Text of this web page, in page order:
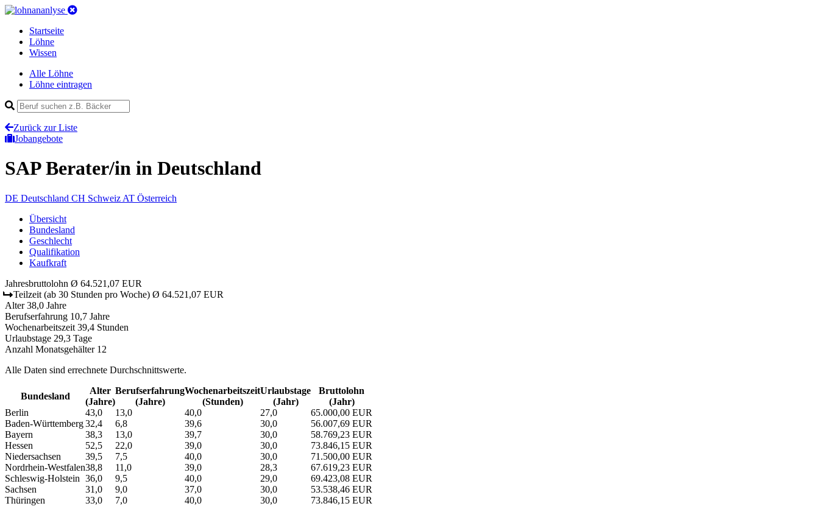
Startseite
Löhne
Wissen
Alle Löhne
Löhne eintragen
Zurück zur Liste
Jobangebote
SAP Berater/in in Deutschland
DE Deutschland CH Schweiz AT Österreich
Übersicht
Bundesland
Geschlecht
Qualifikation
Kaufkraft
Jahresbruttolohn Ø 64.521,07 EUR
Teilzeit (ab 30 Stunden pro Woche) Ø 64.521,07 EUR
Alter 38,0 Jahre
Berufserfahrung 10,7 Jahre
Wochenarbeitszeit 39,4 Stunden
Urlaubstage 29,3 Tage
Anzahl Monatsgehälter 12
Alle Daten sind errechnete Durchschnittswerte.
Bundesland
Alter
(Jahre)
Berufs­erfahrung
(Jahre)
Wochen­arbeitszeit
(Stunden)
Urlaubs­tage
(Jahr)
Bruttolohn
(Jahr)
Berlin
43,0 13,0 40,0 27,0
65.000,00 EUR
Baden-Württemberg32,4 6,8 39,6 30,0
56.007,69 EUR
Bayern
38,3 13,0 39,7 30,0
58.769,23 EUR
Hessen
52,5 22,0 39,0 30,0
73.846,15 EUR
Niedersachsen
39,5 7,5 40,0 30,0
71.500,00 EUR
Nordrhein-Westfalen38,8 11,0 39,0 28,3
67.619,23 EUR
Schleswig-Holstein 36,0 9,5 40,0 29,0
69.423,08 EUR
Sachsen
31,0 9,0 37,0 30,0
53.538,46 EUR
Thüringen
33,0 7,0 40,0 30,0
73.846,15 EUR